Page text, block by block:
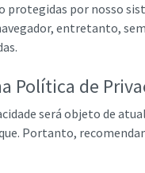
protegidas por nosso
entretanto,
Política de
será objeto de
Portanto,